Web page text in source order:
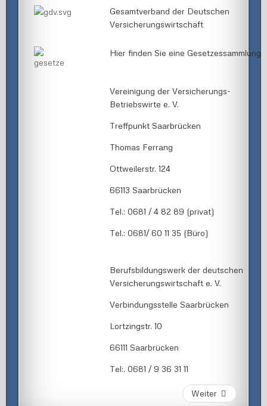
Gesamtverband der Deutschen
Versicherungswirtschaft
Hier finden Sie eine Gesetzessammlung
Vereinigung der Versicherungs-
Betriebswirte e. V.
Treffpunkt Saarbrücken
Thomas Ferrang
Ottweilerstr. 124
66113 Saarbrücken
Tel.: 0681 / 4 82 89 (privat)
Tel.: 0681/ 60 11 35 (Büro)
Berufsbildungswerk der deutschen
Versicherungswirtschaft e. V.
Verbindungsstelle Saarbrücken
Lortzingstr. 10
66111 Saarbrücken
Tel:. 0681 / 9 36 31 11
Weiter